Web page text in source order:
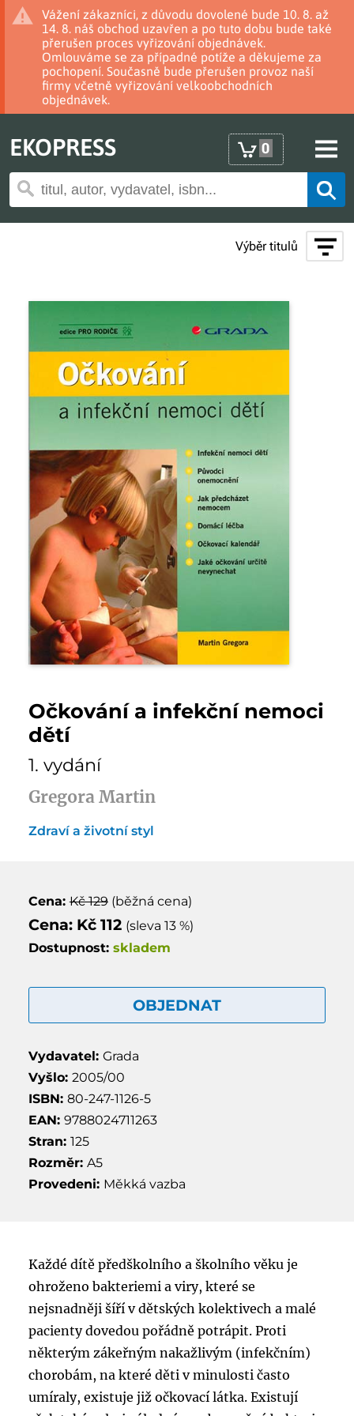
Vážení zákazníci, z důvodu dovolené bude 10. 8. až
14. 8. náš obchod uzavřen a po tuto dobu bude také
přerušen proces vyřizování objednávek.
Omlouváme se za případné potíže a děkujeme za
pochopení. Současně bude přerušen provoz naší
firmy včetně vyřizování velkoobchodních
objednávek.
EKOPRESS 0
Výběr titulů
Očkování a infekční nemoci
dětí
1. vydání
Gregora Martin
Zdraví a životní styl
Cena:Kč 129(běžná cena)
Cena: Kč 112 (sleva 13 %)
Dostupnost: skladem
OBJEDNAT
Vydavatel: Grada
Vyšlo: 2005/00
ISBN: 80-247-1126-5
EAN: 9788024711263
Stran: 125
Rozměr: A5
Provedeni: Měkká vazba
Každé dítě předškolního a školního věku je
ohroženo bakteriemi a viry, které se
nejsnadněji šíří v dětských kolektivech a malé
pacienty dovedou pořádně potrápit. Proti
některým zákeřným nakažlivým (infekčním)
chorobám, na které děti v minulosti často
umíraly, existuje již očkovací látka. Existují